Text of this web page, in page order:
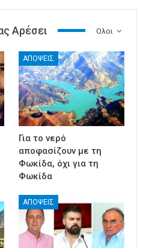
Ολοι
Αρέσει
ΑΠΟΨΕΙΣ
Για το νερό
αποφασίζουν με τη
Φωκίδα, όχι για τη
Φωκίδα
ΑΠΟΨΕΙΣ